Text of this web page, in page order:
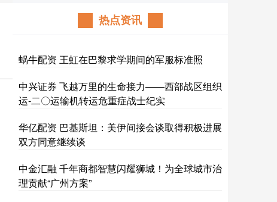
热点资讯
蜗牛配资 王虹在巴黎求学期间的军服标准照
中兴证券 飞越万里的生命接力——西部战区组织
运-二〇运输机转运危重症战士纪实
华亿配资 巴基斯坦：美伊间接会谈取得积极进展
双方同意继续谈
中金汇融 千年商都智慧闪耀狮城！为全球城市治
理贡献“广州方案”